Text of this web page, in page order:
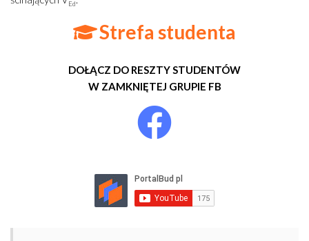
Ed
Strefa studenta
DOŁĄCZ DO RESZTY STUDENTÓW
W ZAMKNIĘTEJ GRUPIE FB